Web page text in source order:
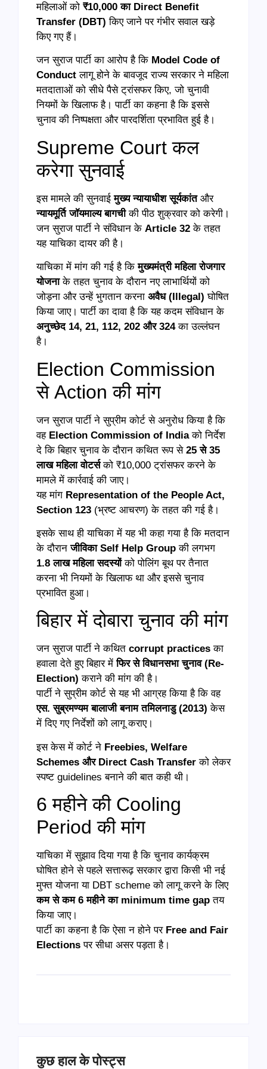
महिलाओं को ₹10,000 का Direct Benefit
Transfer (DBT) किए जाने पर गंभीर सवाल खड़े
किए गए हैं।
जन सुराज पार्टी का आरोप है कि Model Code of
Conduct लागू होने के बावजूद राज्य सरकार ने महिला
मतदाताओं को सीधे पैसे ट्रांसफर किए, जो चुनावी
नियमों के खिलाफ है। पार्टी का कहना है कि इससे
चुनाव की निष्पक्षता और पारदर्शिता प्रभावित हुई है।
Supreme Court कल
करेगा सुनवाई
इस मामले की सुनवाईमुख्य न्यायाधीश सूर्यकांतऔर
न्यायमूर्ति जॉयमाल्य बागचीकी पीठ शुक्रवार को करेगी।
जन सुराज पार्टी ने संविधान के Article 32 के तहत
यह याचिका दायर की है।
याचिका में मांग की गई है किमुख्यमंत्री महिला रोजगार
योजनाके तहत चुनाव के दौरान नए लाभार्थियों को
जोड़ना और उन्हें भुगतान करना अवैध (Illegal) घोषित
किया जाए। पार्टी का दावा है कि यह कदम संविधान के
अनुच्छेद 14, 21, 112, 202 और 324का उल्लंघन
है।
Election Commission
से Action की मांग
जन सुराज पार्टी ने सुप्रीम कोर्ट से अनुरोध किया है कि
वह Election Commission of Indiaको निर्देश
दे कि बिहार चुनाव के दौरान कथित रूप से 25 से 35
लाख महिला वोटर्सको ₹10,000 ट्रांसफर करने के
मामले में कार्रवाई की जाए।
यह मांग Representation of the People Act,
Section 123 (भ्रष्ट आचरण) के तहत की गई है।
इसके साथ ही याचिका में यह भी कहा गया है कि मतदान
के दौरानजीविका Self Help Group की लगभग
1.8 लाख महिला सदस्योंको पोलिंग बूथ पर तैनात
करना भी नियमों के खिलाफ था और इससे चुनाव
प्रभावित हुआ।
बिहार में दोबारा चुनाव की मांग
जन सुराज पार्टी ने कथित corrupt practices का
हवाला देते हुए बिहार मेंफिर से विधानसभा चुनाव (Re-
Election) कराने की मांग की है।
पार्टी ने सुप्रीम कोर्ट से यह भी आग्रह किया है कि वह
एस. सुब्रमण्यम बालाजी बनाम तमिलनाडु (2013) केस
में दिए गए निर्देशों को लागू कराए।
इस केस में कोर्ट ने Freebies, Welfare
Schemes और Direct Cash Transfer को लेकर
स्पष्ट guidelines बनाने की बात कही थी।
6 महीने की Cooling
Period की मांग
याचिका में सुझाव दिया गया है कि चुनाव कार्यक्रम
घोषित होने से पहले सत्तारूढ़ सरकार द्वारा किसी भी नई
मुफ्त योजना या DBT scheme को लागू करने के लिए
कम से कम 6 महीने का minimum time gap तय
किया जाए।
पार्टी का कहना है कि ऐसा न होने पर Free and Fair
Elections पर सीधा असर पड़ता है।
कुछ हाल के पोस्ट्स